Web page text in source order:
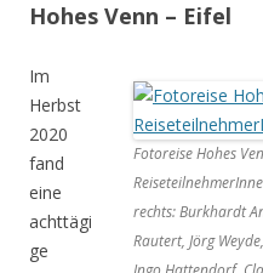
Hohes Venn – Eifel
Fotoreise Hohes
rechts: Burkhardt
Rautert, Jörg
Im
Herbst
2020
fand
eine
achttägi
ge